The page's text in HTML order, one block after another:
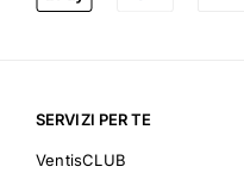
SERVIZI PER TE
VentisCLUB